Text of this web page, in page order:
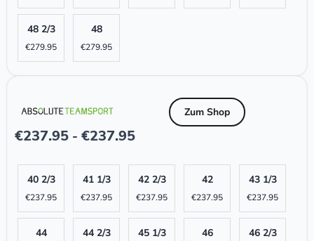
48 2/3
€279.95
48
€279.95
€237.95 - €237.95
Zum Shop
40 2/3
€237.95
41 1/3
€237.95
42 2/3
€237.95
42
€237.95
43 1/3
€237.95
44 44 2/3 45 1/3 46 46 2/3